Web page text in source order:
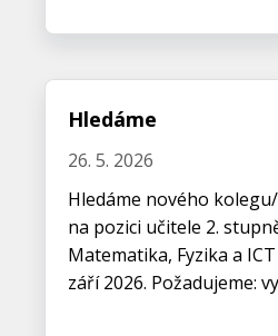
Hledáme
26. 5. 2026
Hledáme nového
na pozici učitele 2.
Matematika, Fyzika a
září 2026. Požadujeme: